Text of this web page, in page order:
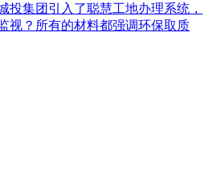
投集团引入了聪慧工地办理系统，
视？所有的材料都强调环保取质